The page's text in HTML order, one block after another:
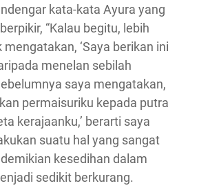
kata-kata Ayura yang
“Kalau begitu, lebih
‘Saya berikan ini
menelan sebilah
saya mengatakan,
permaisuriku kepada putra
kerajaanku,’ berarti saya
suatu hal yang sangat
demikian kesedihan dalam
sedikit berkurang.